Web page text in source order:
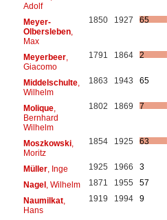
Adolf
Meyer-
Olbersleben,
Max
1850 1927 65
Meyerbeer,
Giacomo
1791 1864 2
Middelschulte,
Wilhelm
1863 1943 65
Molique,
Bernhard
Wilhelm
1802 1869 7
Moszkowski,
Moritz
1854 1925 63
Müller, Inge 1925 1966
3
Nagel, Wilhelm 1871 1955
57
Naumilkat,
Hans
1919 1994 9